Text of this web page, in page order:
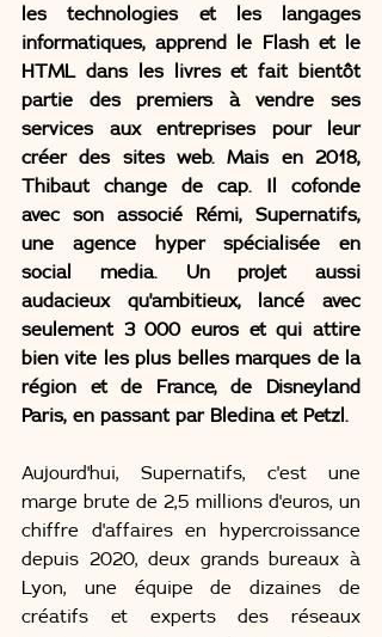
les technologies et les langages
informatiques, apprend le Flash et le
HTML dans les livres et fait bientôt
partie des premiers à vendre ses
services aux entreprises pour leur
créer des sites web. Mais en 2018,
Thibaut change de cap. Il cofonde
avec son associé Rémi, Supernatifs,
une agence hyper spécialisée en
social media. Un projet aussi
audacieux qu'ambitieux, lancé avec
seulement 3 000 euros et qui attire
bien vite les plus belles marques de la
région et de France, de Disneyland
Paris, en passant par Bledina et Petzl.
Aujourd'hui, Supernatifs, c'est une
marge brute de 2,5 millions d'euros, un
chiffre d'affaires en hypercroissance
depuis 2020, deux grands bureaux à
Lyon, une équipe de dizaines de
créatifs et experts des réseaux